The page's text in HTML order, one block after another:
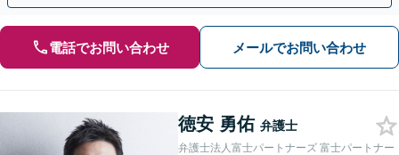
電話でお問い合わせ メールでお問い合わせ
徳安 勇佑 弁護士
弁護士法人富士パートナーズ 富士パートナー